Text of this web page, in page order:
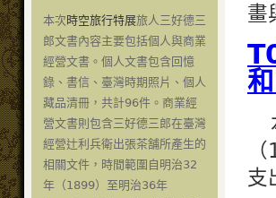
本次 時空旅行特展旅人三好德三
郎文書內容主要包括個人與商業
經營文書。個人文書包含回憶
錄、書信、臺灣時期照片、個人
藏品清冊，共計96件。商業經
營文書則包含三好德三郎在臺灣
經營辻利兵衛出張茶舗所產生的
相關文件，時間範圍自明治32
年（1899）至明治36年
畫
支